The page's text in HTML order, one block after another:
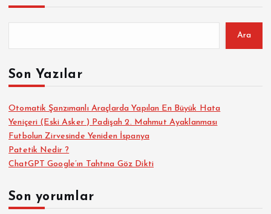
Ara
Son Yazılar
Otomatik Şanzımanlı Araçlarda Yapılan En Büyük Hata
Yeniçeri (Eski Asker ) Padişah 2. Mahmut Ayaklanması
Futbolun Zirvesinde Yeniden İspanya
Patetik Nedir ?
ChatGPT Google’ın Tahtına Göz Dikti
Son yorumlar